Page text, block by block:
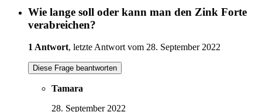
Wie lange soll oder kann man den Zink Forte
verabreichen?
1 Antwort, letzte Antwort vom 28. September 2022
Diese Frage beantworten
Tamara
28. September 2022